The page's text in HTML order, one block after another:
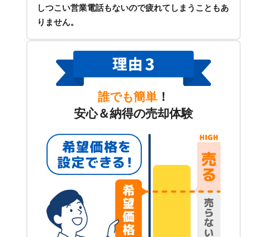
しつこい営業電話もないので疲れてしまうこともあ
りません。
誰でも簡単 ！
安心＆納得の売却体験